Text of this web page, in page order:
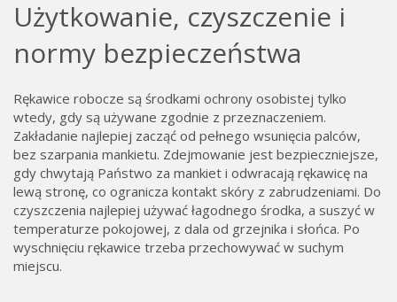
Użytkowanie, czyszczenie i
normy bezpieczeństwa
Rękawice robocze są środkami ochrony osobistej tylko
wtedy, gdy są używane zgodnie z przeznaczeniem.
Zakładanie najlepiej zacząć od pełnego wsunięcia palców,
bez szarpania mankietu. Zdejmowanie jest bezpieczniejsze,
gdy chwytają Państwo za mankiet i odwracają rękawicę na
lewą stronę, co ogranicza kontakt skóry z zabrudzeniami. Do
czyszczenia najlepiej używać łagodnego środka, a suszyć w
temperaturze pokojowej, z dala od grzejnika i słońca. Po
wyschnięciu rękawice trzeba przechowywać w suchym
miejscu.